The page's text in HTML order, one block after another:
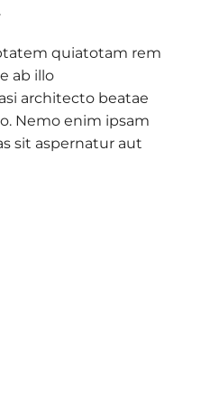
quiatotam rem
ab illo
architecto beatae
Nemo enim ipsam
sit aspernatur aut